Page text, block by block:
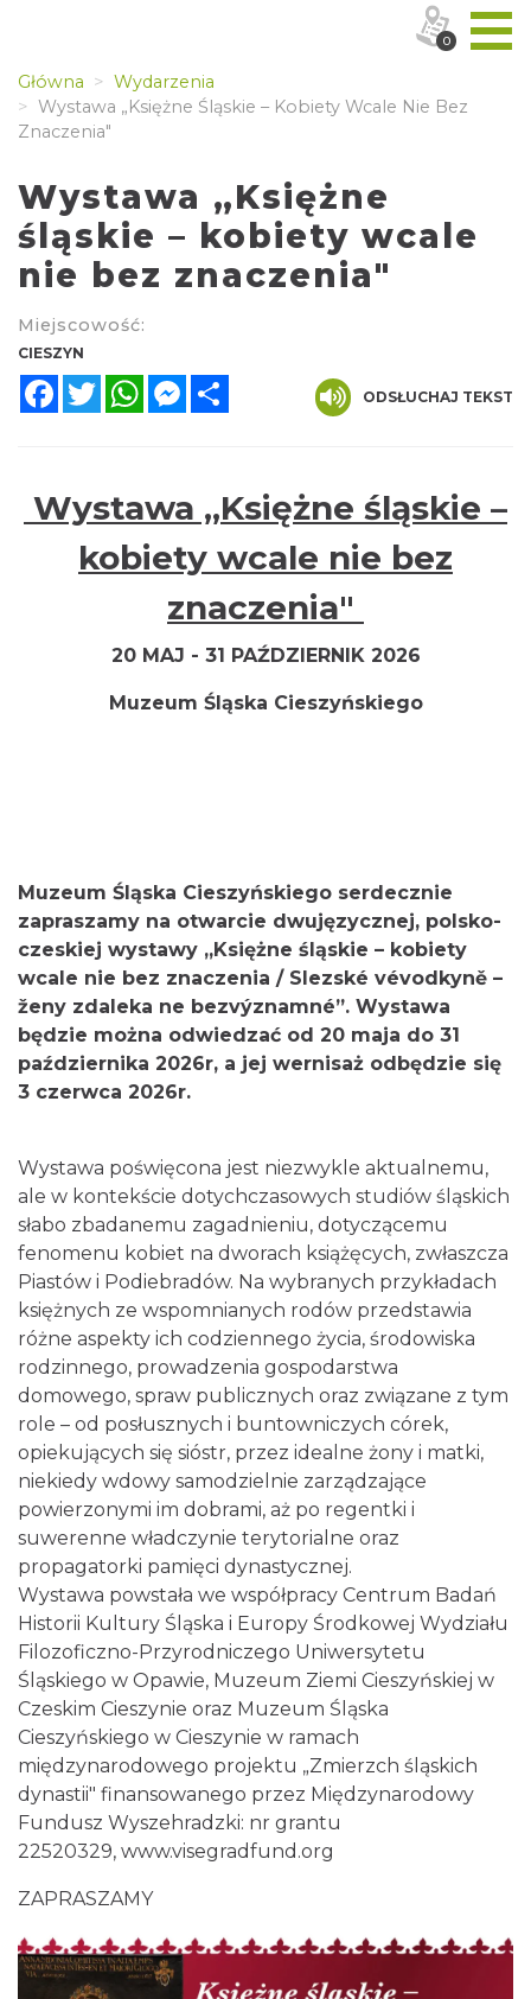
Główna
Wydarzenia
Wystawa „Księżne Śląskie – Kobiety Wcale Nie Bez
Znaczenia"
Wystawa „Księżne
śląskie – kobiety wcale
nie bez znaczenia"
Miejscowość:
CIESZYN
FacebookTwitterWhatsAppMessenger
ODSŁUCHAJ TEKST
Wystawa „Księżne śląskie –
kobiety wcale nie bez
znaczenia"
20 MAJ - 31 PAŹDZIERNIK 2026
Muzeum Śląska Cieszyńskiego
Muzeum Śląska Cieszyńskiego serdecznie
zapraszamy na otwarcie dwujęzycznej, polsko-
czeskiej wystawy „Księżne śląskie – kobiety
wcale nie bez znaczenia / Slezské vévodkyně –
ženy zdaleka ne bezvýznamné”. Wystawa
będzie można odwiedzać od 20 maja do 31
października 2026r, a jej wernisaż odbędzie się
3 czerwca 2026r.
Wystawa poświęcona jest niezwykle aktualnemu,
ale w kontekście dotychczasowych studiów śląskich
słabo zbadanemu zagadnieniu, dotyczącemu
fenomenu kobiet na dworach książęcych, zwłaszcza
Piastów i Podiebradów. Na wybranych przykładach
księżnych ze wspomnianych rodów przedstawia
różne aspekty ich codziennego życia, środowiska
rodzinnego, prowadzenia gospodarstwa
domowego, spraw publicznych oraz związane z tym
role – od posłusznych i buntowniczych córek,
opiekujących się sióstr, przez idealne żony i matki,
niekiedy wdowy samodzielnie zarządzające
powierzonymi im dobrami, aż po regentki i
suwerenne władczynie terytorialne oraz
propagatorki pamięci dynastycznej.
Wystawa powstała we współpracy Centrum Badań
Historii Kultury Śląska i Europy Środkowej Wydziału
Filozoficzno-Przyrodniczego Uniwersytetu
Śląskiego w Opawie, Muzeum Ziemi Cieszyńskiej w
Czeskim Cieszynie oraz Muzeum Śląska
Cieszyńskiego w Cieszynie w ramach
międzynarodowego projektu „Zmierzch śląskich
dynastii" finansowanego przez Międzynarodowy
Fundusz Wyszehradzki: nr grantu
22520329, www.visegradfund.org
ZAPRASZAMY
0